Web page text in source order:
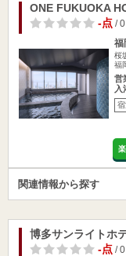
ONE FUKUOKA
-点/ 0
福
桜
福
営
入
関連情報から探す
博多サンライトホ
-点/ 0